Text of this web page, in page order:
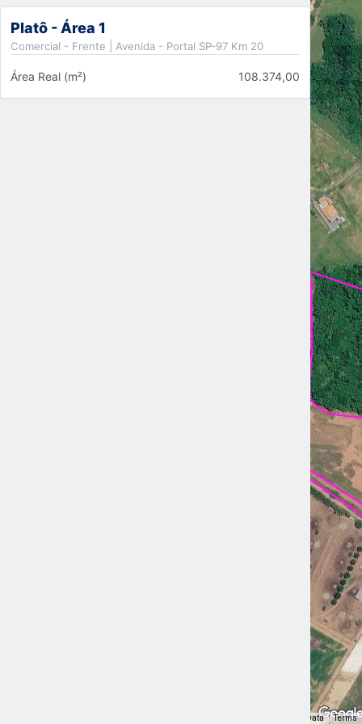
Map Data Terms
Platô - Área 1
Comercial - Frente | Avenida - Portal SP-97 Km 20
Área Real (m²) 108.374,00